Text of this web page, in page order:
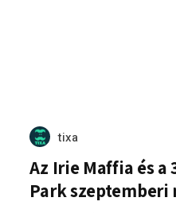
tixa
Az Irie Maffia és a
Park szeptemberi